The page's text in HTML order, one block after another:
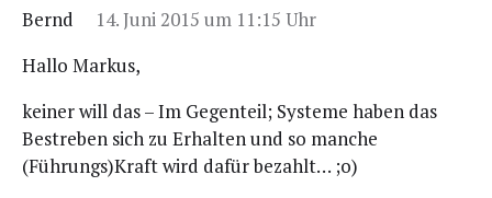
Bernd
14. Juni 2015 um 11:15 Uhr
Hal­lo Markus,
kei­ner will das – Im Gegen­teil; Sys­te­me haben das
Bestre­ben sich zu Erhal­ten und so man­che
(Führungs)Kraft wird dafür bezahlt… ;o)